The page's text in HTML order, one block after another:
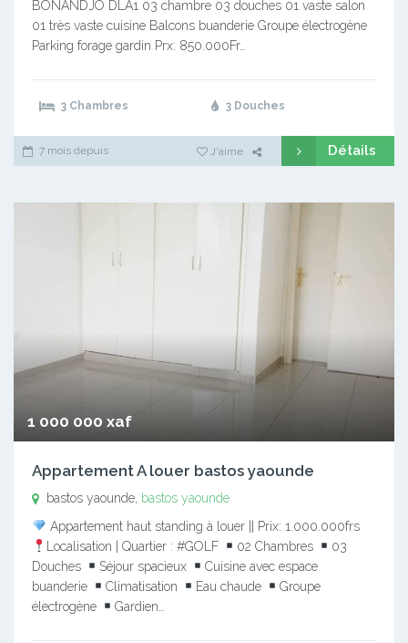
BONANDJO DLA1 03 chambre 03 douches 01 vaste salon
01 très vaste cuisine Balcons buanderie Groupe électrogène
Parking forage gardin Prx: 850.000Fr…
3 Chambres 3 Douches
7 mois depuis J'aime Détails
1 000 000 xaf
Appartement A louer bastos yaounde
bastos yaounde, bastos yaounde
Appartement haut standing à louer || Prix: 1.000.000frs
Localisation | Quartier : #GOLF
02 Chambres
03
Douches
Séjour spacieux
Cuisine avec espace
buanderie
Climatisation Eau chaude
Groupe
électrogène
Gardien…